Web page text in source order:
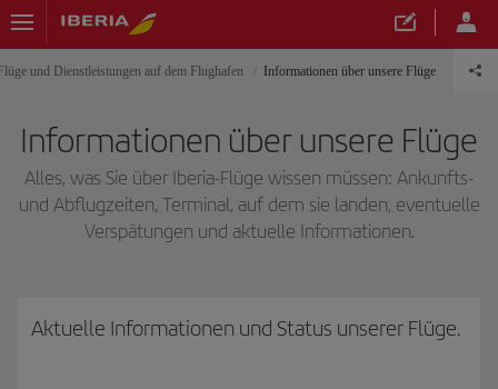
und Dienstleistungen auf dem Flughafen Informationen über unsere Flüge
Informationen über unsere Flüge
Alles, was Sie über Iberia-Flüge wissen müssen: Ankunfts-
und Abflugzeiten, Terminal, auf dem sie landen, eventuelle
Verspätungen und aktuelle Informationen.
Aktuelle Informationen und Status unserer Flüge.